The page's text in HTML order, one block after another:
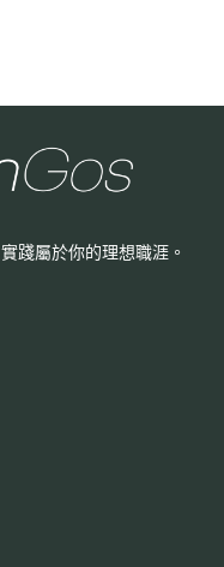
實踐屬於你的理想職涯。